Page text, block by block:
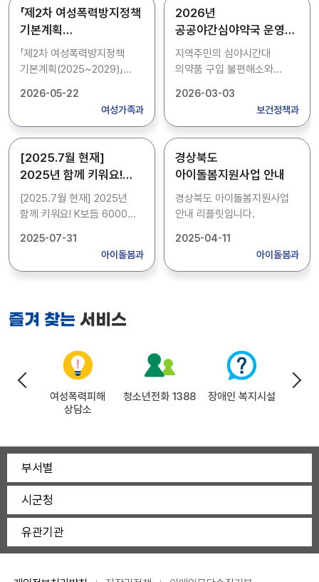
「제2차 여성폭력방지정책
기본계획
(2025~2029)」
2026년도 시행계획
「제2차 여성폭력방지정책
기본계획(2025~2029)」
2026-05-22
여성가족과
2026년
공공야간심야약국 운영
안내(3월)
지역주민의 심야시간대
의약품 구입 불편해소와
위하여 공공야간심야약국을
붙임과 같이 운영합니다. ○
휴무일이 있으니 방문 전 확인
바랍니다.
2026-03-03
보건정책과
[2025.7월 현재]
2025년 함께 키워요!
K보듬 6000 사업안내 및
지정시설 현황입니다.
[2025.7월 현재] 2025년
함께 키워요! K보듬 6000
현황입니다.
2025-07-31
아이돌봄과
경상북도
아이돌봄지원사업 안내
경상북도 아이돌봄지원사업
안내 리플릿입니다.
2025-04-11
아이돌봄과
즐겨 찾는 서비스
여성폭력피해
상담소
청소년전화 1388 장애인 복지시설
부서별
시군청
유관기관